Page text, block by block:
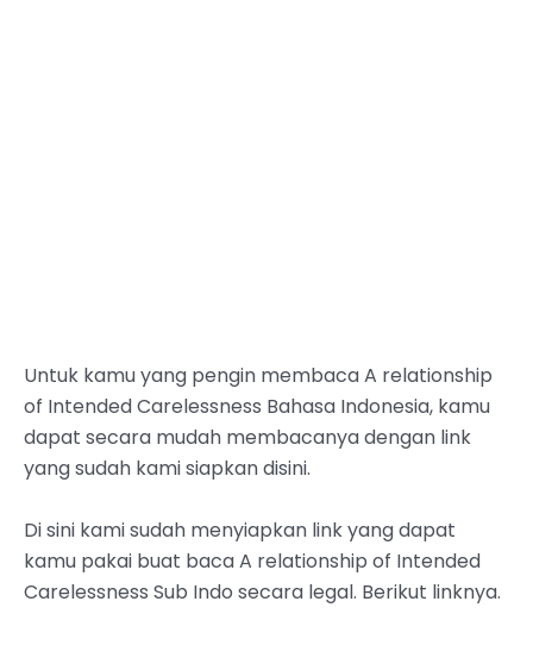
Untuk kamu yang pengin membaca A relationship
of Intended Carelessness Bahasa Indonesia, kamu
dapat secara mudah membacanya dengan link
yang sudah kami siapkan disini.
Di sini kami sudah menyiapkan link yang dapat
kamu pakai buat baca A relationship of Intended
Carelessness Sub Indo secara legal. Berikut linknya.